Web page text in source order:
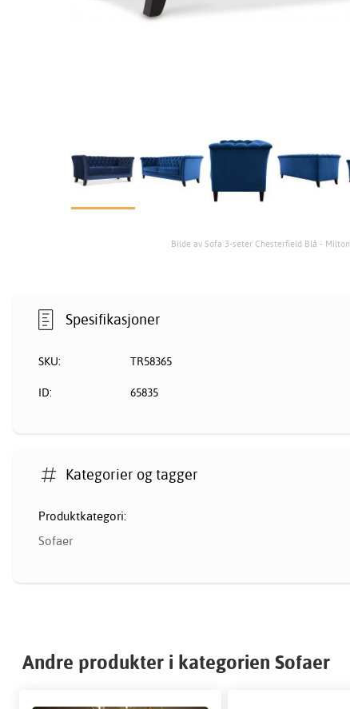
Bilde av Sofa 3-seter Chesterfield Blå - Milton
Spesifikasjoner
SKU: TR58365
ID: 65835
Kategorier og tagger
Produktkategori:
Sofaer
Andre produkter i kategorien Sofaer